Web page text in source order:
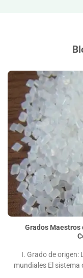
Grados Maestros de
Consejos de
Grados Maestros
I. Grado de origen:
mundiales El